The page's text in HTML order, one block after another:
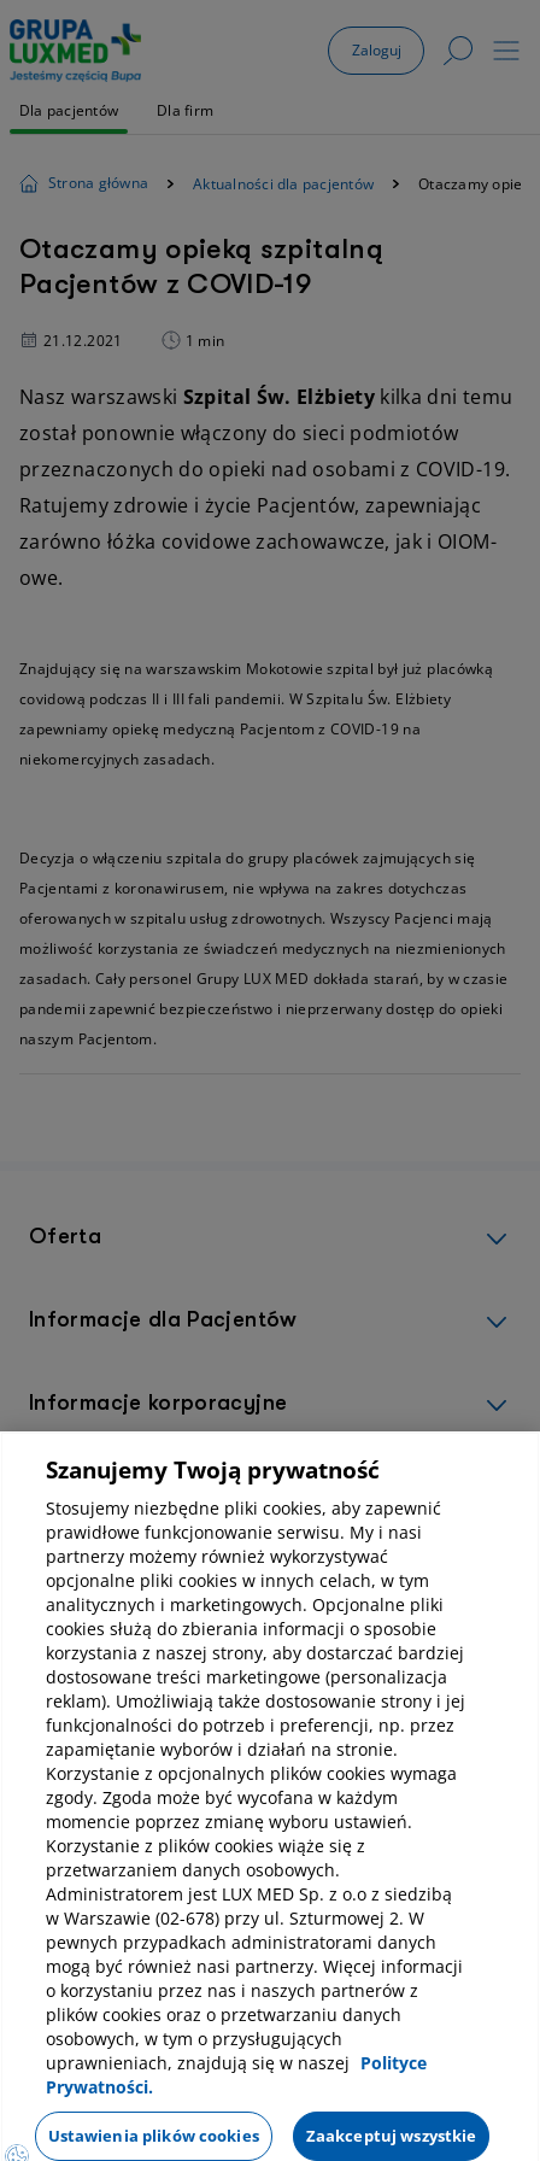
Zaloguj
Dla pacjentów Dla firm
Strona główna Aktualności dla pacjentów Otaczamy
Otaczamy opieką szpitalną
Pacjentów z COVID-19
21.12.2021 1 min
Nasz warszawski Szpital Św. Elżbietykilka dni temu
został ponownie włączony do sieci podmiotów
przeznaczonych do opieki nad osobami z COVID-19.
Ratujemy zdrowie i życie Pacjentów, zapewniając
zarówno łóżka covidowe zachowawcze, jak i OIOM-
owe.
Znajdujący się na warszawskim Mokotowie szpital był już placówką
covidową podczas II i III fali pandemii. W Szpitalu Św. Elżbiety
zapewniamy opiekę medyczną Pacjentom z COVID-19 na
niekomercyjnych zasadach.
Decyzja o włączeniu szpitala do grupy placówek zajmujących się
Pacjentami z koronawirusem, nie wpływa na zakres dotychczas
oferowanych w szpitalu usług zdrowotnych. Wszyscy Pacjenci mają
możliwość korzystania ze świadczeń medycznych na niezmienionych
zasadach. Cały personel Grupy LUX MED dokłada starań, by w czasie
pandemii zapewnić bezpieczeństwo i nieprzerwany dostęp do opieki
naszym Pacjentom.
Oferta
Informacje dla Pacjentów
Informacje korporacyjne
Kup abonamenty online
Kup online
Pobierz aplikację mobilną
Polityka prywatności
Mapa strony
Oświadczenie o dostępności Regulamin
Szanujemy Twoją prywatność
Stosujemy niezbędne pliki cookies, aby zapewnić
prawidłowe funkcjonowanie serwisu. My i nasi
partnerzy możemy również wykorzystywać
opcjonalne pliki cookies w innych celach, w tym
analitycznych i marketingowych. Opcjonalne pliki
cookies służą do zbierania informacji o sposobie
korzystania z naszej strony, aby dostarczać bardziej
dostosowane treści marketingowe (personalizacja
reklam). Umożliwiają także dostosowanie strony i jej
funkcjonalności do potrzeb i preferencji, np. przez
zapamiętanie wyborów i działań na stronie.
Korzystanie z opcjonalnych plików cookies wymaga
zgody. Zgoda może być wycofana w każdym
momencie poprzez zmianę wyboru ustawień.
Korzystanie z plików cookies wiąże się z
przetwarzaniem danych osobowych.
Administratorem jest LUX MED Sp. z o.o z siedzibą
w Warszawie (02-678) przy ul. Szturmowej 2. W
pewnych przypadkach administratorami danych
mogą być również nasi partnerzy. Więcej informacji
o korzystaniu przez nas i naszych partnerów z
plików cookies oraz o przetwarzaniu danych
osobowych, w tym o przysługujących
uprawnieniach, znajdują się w naszej Polityce
Prywatności.
Ustawienia plików cookies Zaakceptuj wszystkie